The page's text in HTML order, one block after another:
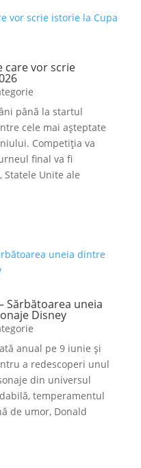
care vor scrie
până la startul
cele mai așteptate
Competiția va
final va fi
Unite ale
Sărbătoarea uneia
Disney
anual pe 9 iunie și
a redescoperi unul
din universul
temperamentul
de umor, Donald